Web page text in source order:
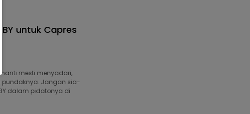
untuk Capres
mesti menyadari,
Jangan sia-
dalam pidatonya di